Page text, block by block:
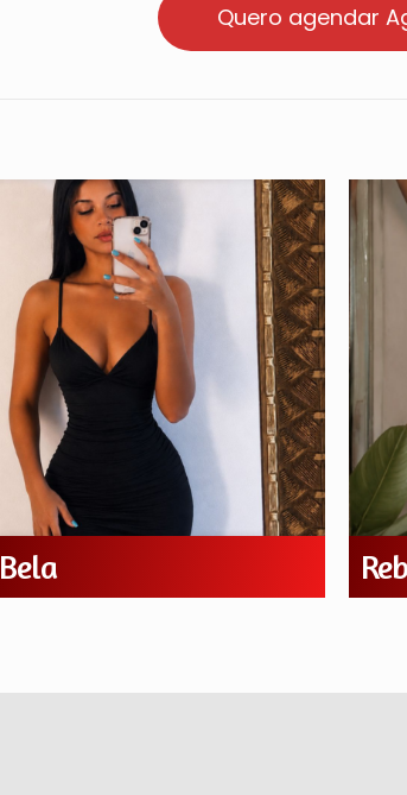
Quero agendar
Bela